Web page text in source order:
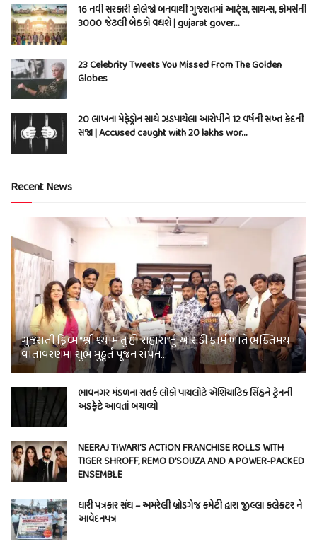
16 નવી સરકારી કોલેજો બનવાથી ગુજરાતમાં આર્ટ્સ, સાયન્સ, કોમર્સની
3000 જેટલી બેઠકો વધશે | gujarat gover…
23 Celebrity Tweets You Missed From The Golden
Globes
20 લાખના મેફેડ્રોન સાથે ઝડપાયેલા આરોપીને 12 વર્ષની સખ્ત કેદની
સજા | Accused caught with 20 lakhs wor…
Recent News
ગુજરાતી ફિલ્મ “શ્રી શ્યામ તું હી સહારા”નું આર.ડી ફાર્મ ખાતે ભક્તિમય
વાતાવરણમાં શુભ મુહૂર્ત પૂજન સંપન…
ભાવનગર મંડળના સતર્ક લોકો પાયલોટે એશિયાટિક સિંહને ટ્રેનની
અડફેટે આવતાં બચાવ્યો
NEERAJ TIWARI’S ACTION FRANCHISE ROLLS WITH
TIGER SHROFF, REMO D’SOUZA AND A POWER-PACKED
ENSEMBLE
ધારી પત્રકાર સંઘ – અમરેલી બ્રોડગેજ કમેટી દ્વારા જીલ્લા કલેકટર ને
આવેદનપત્ર